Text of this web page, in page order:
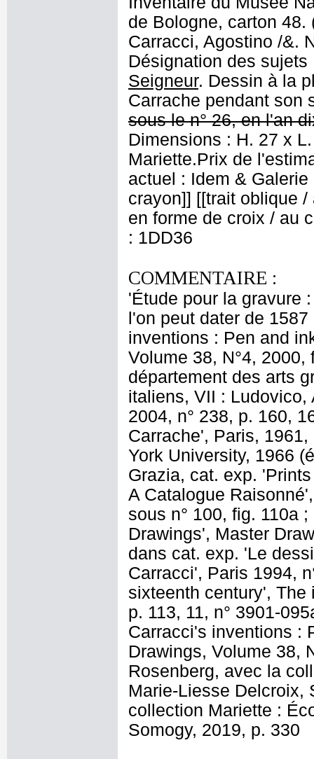
de Bologne, carton 48.
Carracci, Agostino /&.
Désignation des
Seigneur. Dessin à la
Carrache pendant son
sous le n° 26, en l'an
Dimensions : H. 27 x
Mariette.Prix de
actuel : Idem &
crayon]] [[trait oblique
en forme de croix / au
: 1DD36
COMMENTAIRE :
'Étude pour la gravure
l'on peut dater de
inventions : Pen and
Volume 38, N°4,
département des arts
italiens, VII : Ludovico,
2004, n° 238, p. 160,
Carrache', Paris,
York University, 1966
Grazia, cat. exp.
A Catalogue
sous n° 100, fig. 110a
Drawings', Master
dans cat. exp. 'Le
Carracci', Paris 1994,
sixteenth century', The
p. 113, 11, n° 3901-
Carracci's inventions :
Drawings, Volume 38,
Rosenberg, avec la
Marie-Liesse Delcroix,
collection Mariette :
Somogy, 2019, p. 330